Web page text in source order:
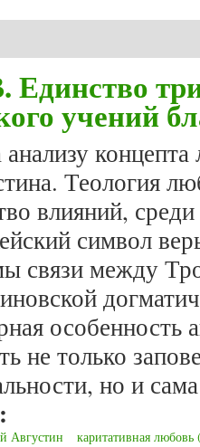
учений
Теология
влияний,
символ
связи между
особенность
не только
но и
Августин каритативная любовь